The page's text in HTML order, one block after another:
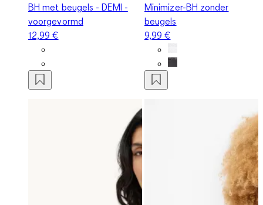
BH met beugels - DEMI -
voorgevormd
12,99 €
Minimizer-BH zonder
beugels
9,99 €